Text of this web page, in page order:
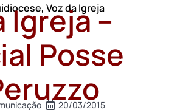
, Voz da Igreja
Igreja –
Posse
20/03/2015